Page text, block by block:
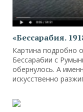
«Бессарабия.
Картина подробно
Бессарабии с
обернулось. А
искусственно